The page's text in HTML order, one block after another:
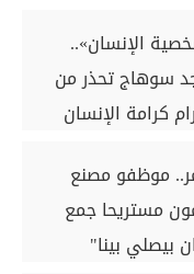
الإنسان»..
سوهاج تحذر من
كرامة الإنسان
موظفو مصنع
مستريحا جمع
بيصلي بينا"